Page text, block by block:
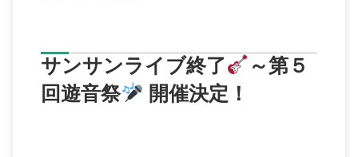
サンサンライブ終了
～第５
回遊音祭
開催決定！